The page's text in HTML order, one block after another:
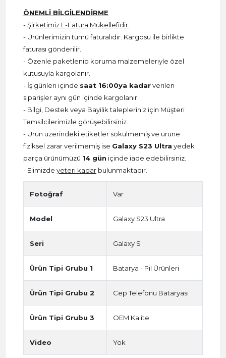
ÖNEMLİ BİLGİLENDİRME
-Şirketimiz E-Fatura Mükellefidir.
- Ürünlerimizin tümü faturalıdır. Kargosu ile birlikte
faturası gönderilir.
- Özenle paketlenip koruma malzemeleriyle özel
kutusuyla kargolanır.
- İş günleri içinde saat 16:00ya kadarverilen
siparişler aynı gün içinde kargolanır.
- Bilgi, Destek veya Bayilik talepleriniz için Müşteri
Temsilcilerimizle görüşebilirsiniz.
- Ürün üzerindeki etiketler sökülmemiş ve ürüne
fiziksel zarar verilmemiş ise Galaxy S23 Ultra yedek
parça ürünümüzü 14 gün içinde iade edebilirsiniz.
- Elimizde yeteri kadar bulunmaktadır.
Fotoğraf Var
Model Galaxy S23 Ultra
Seri Galaxy S
Ürün Tipi Grubu 1 Batarya - Pil Ürünleri
Ürün Tipi Grubu 2 Cep Telefonu Bataryası
Ürün Tipi Grubu 3 OEM Kalite
Video Yok